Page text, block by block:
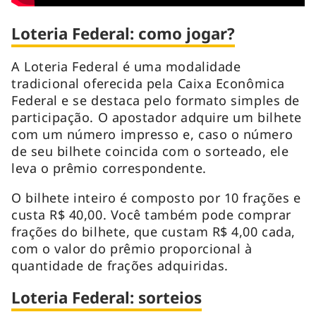
Loteria Federal: como jogar?
A Loteria Federal é uma modalidade
tradicional oferecida pela Caixa Econômica
Federal e se destaca pelo formato simples de
participação. O apostador adquire um bilhete
com um número impresso e, caso o número
de seu bilhete coincida com o sorteado, ele
leva o prêmio correspondente.
O bilhete inteiro é composto por 10 frações e
custa R$ 40,00. Você também pode comprar
frações do bilhete, que custam R$ 4,00 cada,
com o valor do prêmio proporcional à
quantidade de frações adquiridas.
Loteria Federal: sorteios